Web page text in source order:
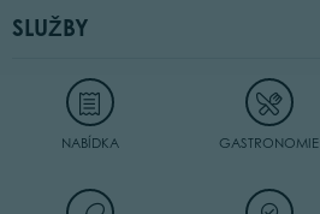
SLUŽBY
NABÍDKA GASTRONOMIE